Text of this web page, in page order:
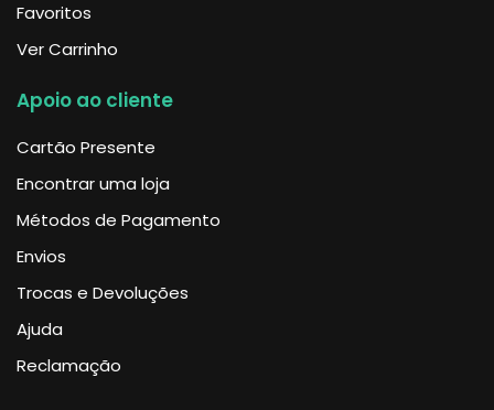
Favoritos
Ver Carrinho
Apoio ao cliente
Cartão Presente
Encontrar uma loja
Métodos de Pagamento
Envios
Trocas e Devoluções
Ajuda
Reclamação